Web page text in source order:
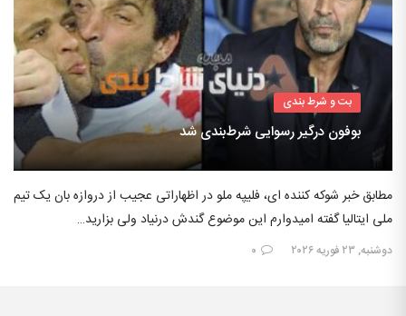
بت و شرط بندی
بوفون درگیر رسوایی شرط‌بندی شد
مطابق خبر شوکه کننده ای، فلیپه ملو در اظهاراتی عجیب از دروازه بان یک تیم
ملی ایتالیا گفته امیدوارم این موضوع گندش درنیاد ولی بزارید…
دوشنبه, ۲۳ فوریه ۲۰۲۶ ۰